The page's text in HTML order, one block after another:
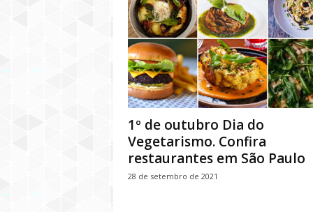
1º de outubro Dia do
Vegetarismo. Confira
restaurantes em São Paulo
28 de setembro de 2021